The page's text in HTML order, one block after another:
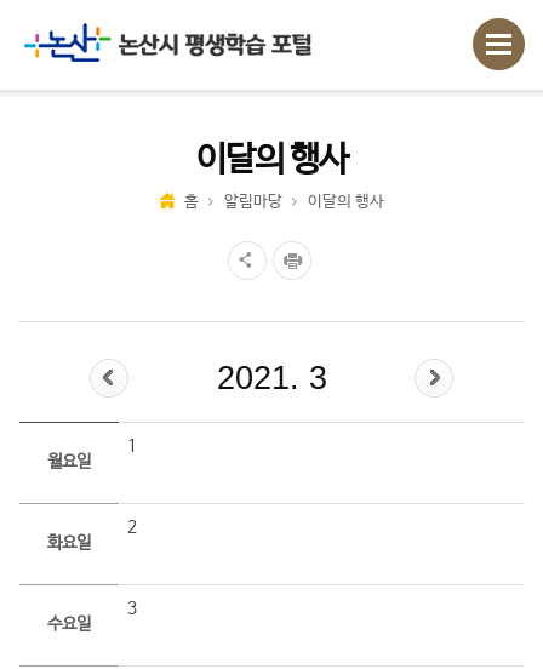
이달의 행사
홈 알림마당 이달의 행사
2021. 3
월요일
1
화요일
2
수요일
3